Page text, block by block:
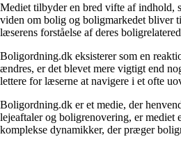
Mediet tilbyder en bred vifte af indhold,
viden om bolig og boligmarkedet bliver
læserens forståelse af deres
Boligordning.dk eksisterer som en
ændres, er det blevet mere vigtigt end
lettere for læserne at navigere i et ofte
Boligordning.dk er et medie, der
lejeaftaler og boligrenovering, er mediet
komplekse dynamikker, der præger